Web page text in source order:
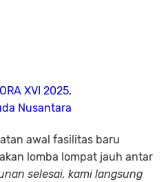
XVI 2025,
Nusantara
awal fasilitas baru
lomba lompat jauh antar
selesai, kami langsung